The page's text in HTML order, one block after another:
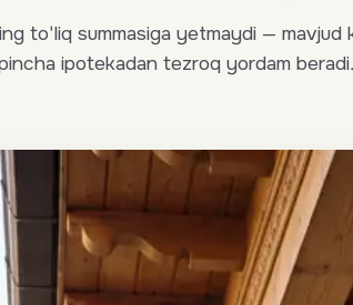
to'liq summasiga yetmaydi — mavjud
ipotekadan tezroq yordam beradi.